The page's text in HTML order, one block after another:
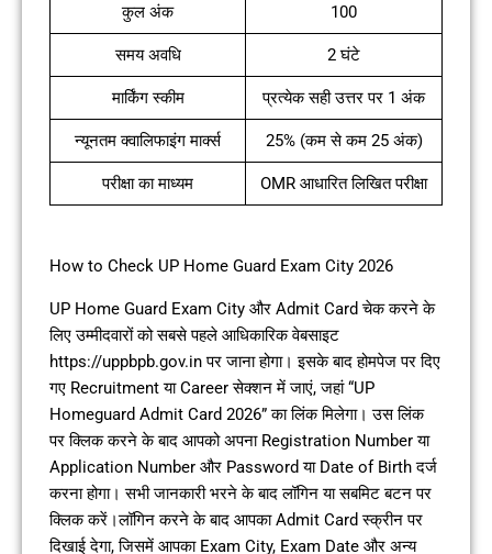
कुल अंक 100
समय अवधि 2 घंटे
मार्किंग स्कीम प्रत्येक सही उत्तर पर 1 अंक
न्यूनतम क्वालिफाइंग मार्क्स 25% (कम से कम 25 अंक)
परीक्षा का माध्यम OMR आधारित लिखित परीक्षा
How to Check UP Home Guard Exam City 2026
UP Home Guard Exam City और Admit Card चेक करने के
लिए उम्मीदवारों को सबसे पहले आधिकारिक वेबसाइट
https://uppbpb.gov.in पर जाना होगा। इसके बाद होमपेज पर दिए
गए Recruitment या Career सेक्शन में जाएं, जहां “UP
Homeguard Admit Card 2026” का लिंक मिलेगा। उस लिंक
पर क्लिक करने के बाद आपको अपना Registration Number या
Application Number और Password या Date of Birth दर्ज
करना होगा। सभी जानकारी भरने के बाद लॉगिन या सबमिट बटन पर
क्लिक करें।लॉगिन करने के बाद आपका Admit Card स्क्रीन पर
दिखाई देगा, जिसमें आपका Exam City, Exam Date और अन्य